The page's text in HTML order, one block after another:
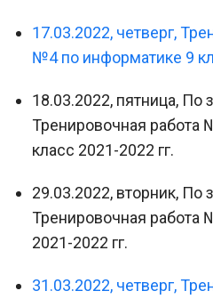
17.03.2022, четверг,
№4 по информатике 9
18.03.2022, пятница, По
Тренировочная работа
класс 2021-2022 гг.
29.03.2022, вторник, По
Тренировочная работа
2021-2022 гг.
31.03.2022, четверг,